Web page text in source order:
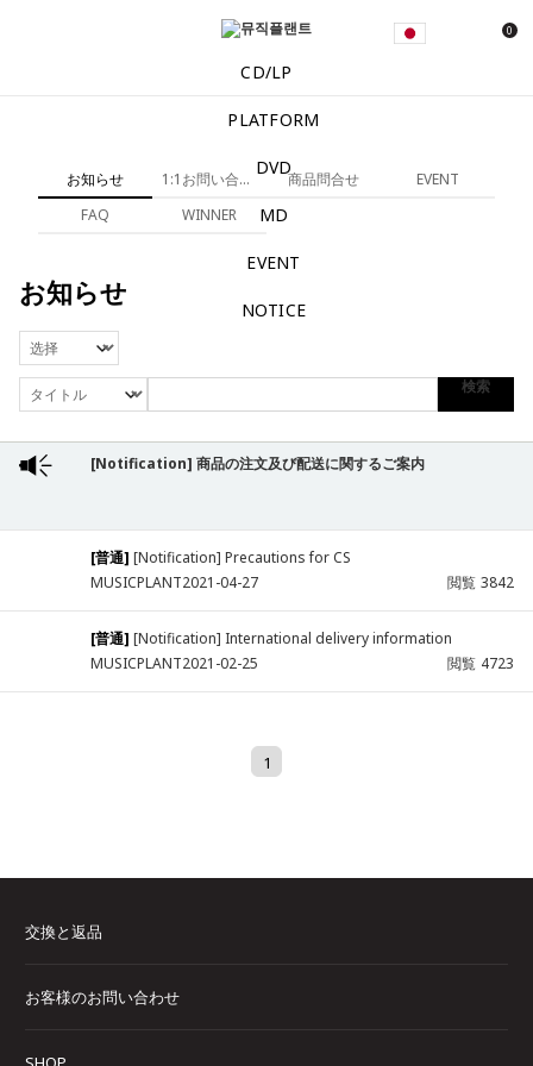
0
CD/LP
PLATFORM
DVD
MD
EVENT
NOTICE
お知らせ 1:1お問い合わせ 商品問合せ
EVENT
FAQ
WINNER
お知らせ
検索
[Notification] 商品の注文及び配送に関するご案内
[普通] [Notification] Precautions for CS
MUSICPLANT2021-04-27 閲覧 3842
[普通] [Notification] International delivery information
MUSICPLANT2021-02-25 閲覧 4723
1
交換と返品
お客様のお問い合わせ